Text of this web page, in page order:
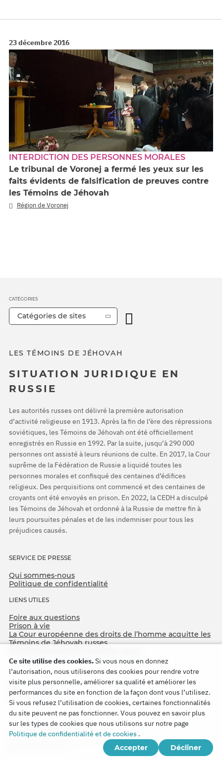
23 décembre 2016
INTERDICTION DES PERSONNES MORALES
Le tribunal de Voronej a fermé les yeux sur les
faits évidents de falsification de preuves contre
les Témoins de Jéhovah
Région de Voronej
LES TÉMOINS DE JÉHOVAH
SITUATION JURIDIQUE EN
RUSSIE
Les autorités russes ont délivré la première autorisation
d’activité religieuse en 1913. Après la fin de l’ère des répressions
soviétiques, les Témoins de Jéhovah ont été officiellement
enregistrés en Russie en 1992. Par la suite, jusqu’à 290 000
personnes ont assisté à leurs réunions de culte. En 2017, la Cour
suprême de la Fédération de Russie a liquidé toutes les
personnes morales et confisqué des centaines d’édifices
religieux. Des perquisitions ont commencé et des centaines de
croyants ont été envoyés en prison. En 2022, la CEDH a disculpé
les Témoins de Jéhovah et ordonné à la Russie de mettre fin à
leurs poursuites pénales et de les indemniser pour tous les
préjudices causés.
SERVICE DE PRESSE
Qui sommes-nous
Politique de confidentialité
LIENS UTILES
Foire aux questions
Prison à vie
La Cour européenne des droits de l’homme acquitte les
Témoins de Jéhovah russes
CATÉGORIES
Catégories de sites
Copyright © 2026
Watch Tower Bible and Tract Society of Korea.
Ce site utilise des cookies.Si vous nous en donnez
l’autorisation, nous utiliserons des cookies pour rendre votre
visite plus personnelle, améliorer sa qualité et améliorer les
performances du site en fonction de la façon dont vous l’utilisez.
Si vous refusez l’utilisation de cookies, certaines fonctionnalités
du site peuvent ne pas fonctionner. Vous pouvez en savoir plus
sur les types de cookies que nous utilisons sur notre page
Politique de confidentialité et de cookies .
Accepter
Décliner